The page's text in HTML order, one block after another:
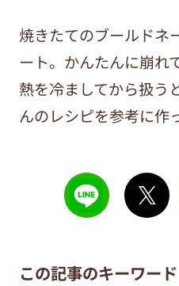
焼きたてのブールドネ
ート。かんたんに崩れ
熱を冷ましてから扱
んのレシピを参考に作
この記事のキーワード